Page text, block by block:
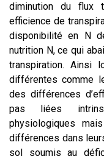
diminution du flux
efficience de
disponibilité en N
nutrition N, ce qui
transpiration. Ainsi
différentes comme
des différences
pas liées
physiologiques
différences dans
sol soumis au